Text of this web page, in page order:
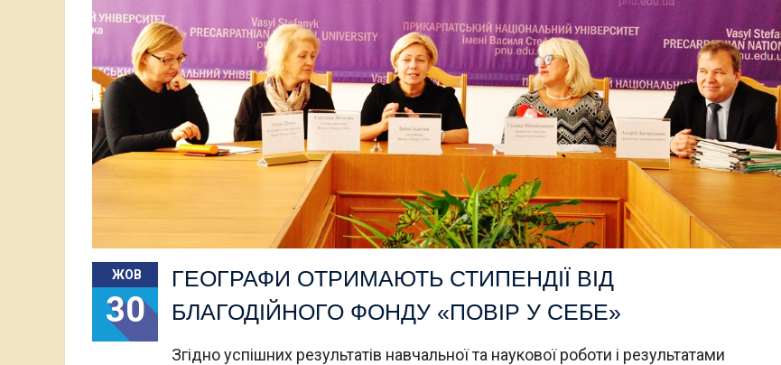
ЖОВ
30
ГЕОГРАФИ ОТРИМАЮТЬ СТИПЕНДІЇ ВІД
БЛАГОДІЙНОГО ФОНДУ «ПОВІР У СЕБЕ»
Згідно успішних результатів навчальної та наукової роботи і результатами